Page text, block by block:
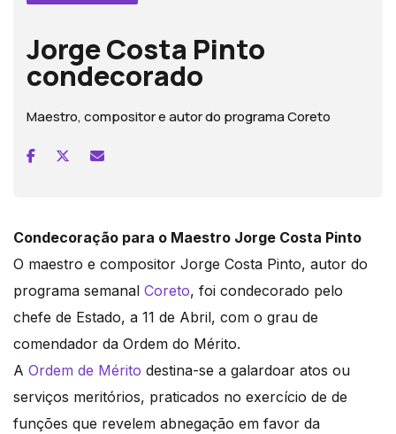
Jorge Costa Pinto
condecorado
Maestro, compositor e autor do programa Coreto
Condecoração para o Maestro Jorge Costa Pinto
O maestro e compositor Jorge Costa Pinto, autor do
programa semanal Coreto, foi condecorado pelo
chefe de Estado, a 11 de Abril, com o grau de
comendador da Ordem do Mérito.
A Ordem de Mérito destina-se a galardoar atos ou
serviços meritórios, praticados no exercício de de
funções que revelem abnegação em favor da